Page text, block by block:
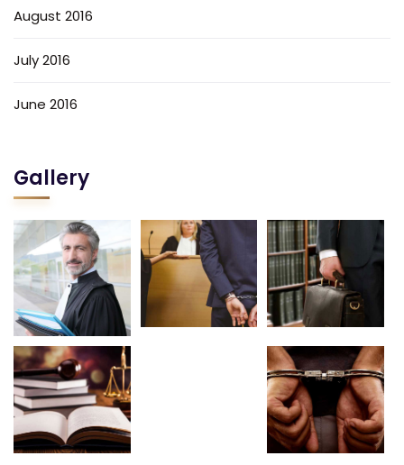
August 2016
July 2016
June 2016
Gallery